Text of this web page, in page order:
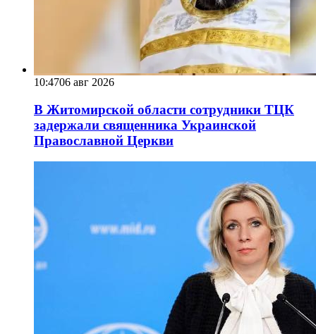
10:4706 авг 2026
В Житомирской области сотрудники ТЦК
задержали священника Украинской
Православной Церкви